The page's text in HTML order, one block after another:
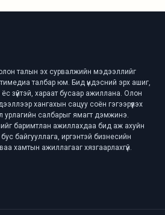
талын эх сурвалжийн мэдээллийг
талбар юм. Бид үндэсний эрх ашиг,
ёс зүйтэй, хараат бусаар ажиллана. Олон
хангахын сацуу соён гэгээрүүлэх
урлагийн салбарыг ямагт дэмжинэ.
баримтлан ажиллахдаа бид аж ахуйн
байгууллага, иргэнтэй бизнесийн
хамтын ажиллагааг хязгаарлахгүй.